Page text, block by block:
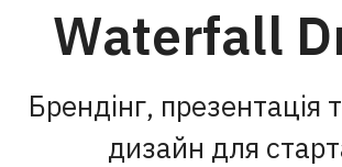
Waterfall
Брендінг, презентація
дизайн для